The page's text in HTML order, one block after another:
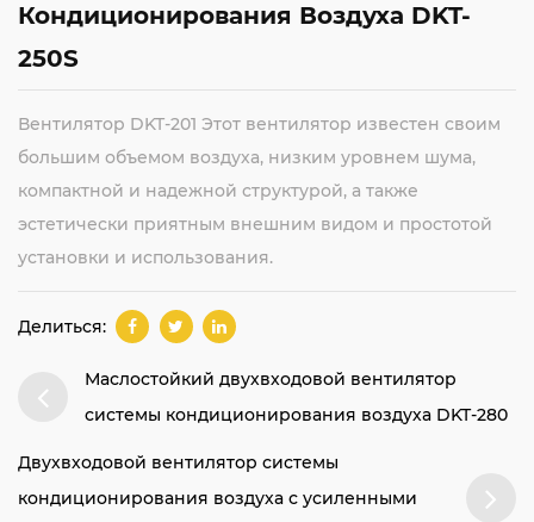
Кондиционирования Воздуха DKT-
250S
Вентилятор DKT-201 Этот вентилятор известен своим
большим объемом воздуха, низким уровнем шума,
компактной и надежной структурой, а также
эстетически приятным внешним видом и простотой
установки и использования.
Делиться:
Маслостойкий двухвходовой вентилятор
системы кондиционирования воздуха DKT-280
Двухвходовой вентилятор системы
кондиционирования воздуха с усиленными